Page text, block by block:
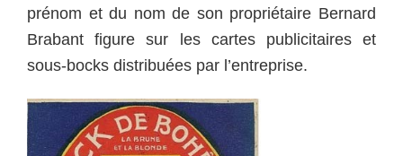
prénom et du nom de son propriétaire Bernard
Brabant figure sur les cartes publicitaires et
sous-bocks distribuées par l’entreprise.